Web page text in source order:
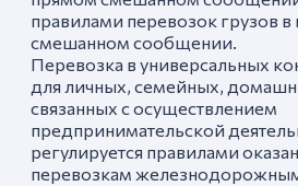
правилами перевозок грузов
смешанном сообщении.
Перевозка в универсальных
для личных, семейных,
связанных с осуществлением
предпринимательской
регулируется правилами
перевозкам